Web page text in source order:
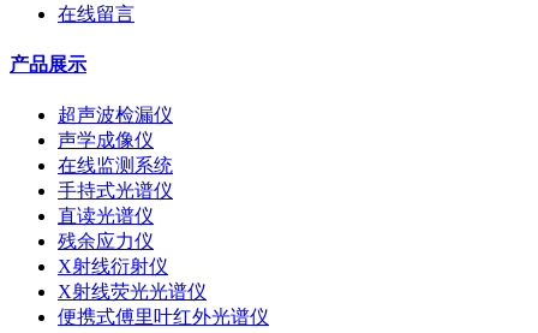
在线留言
产品展示
超声波检漏仪
声学成像仪
在线监测系统
手持式光谱仪
直读光谱仪
残余应力仪
X射线衍射仪
X射线荧光光谱仪
便携式傅里叶红外光谱仪